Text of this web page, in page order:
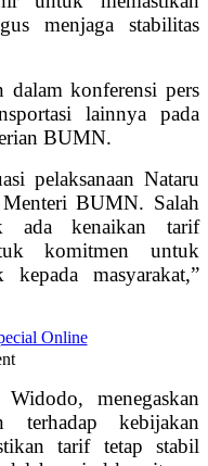
menjaga stabilitas
dalam konferensi pers
lainnya pada
BUMN.
pelaksanaan Nataru
Menteri BUMN. Salah
ada kenaikan tarif
komitmen untuk
kepada masyarakat,”
menegaskan
terhadap kebijakan
tarif tetap stabil